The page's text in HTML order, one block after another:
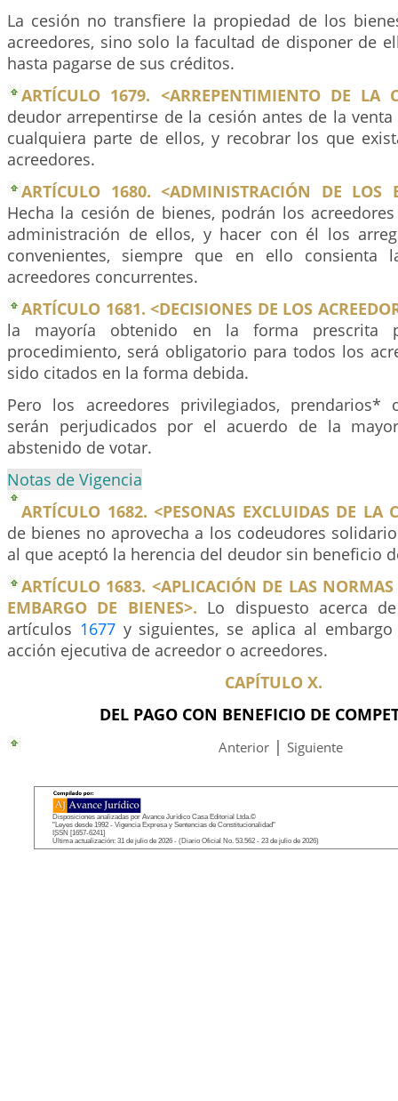
La cesión no transfiere la propiedad de los
acreedores, sino solo la facultad de disponer de
hasta pagarse de sus créditos.
ARTÍCULO 1679. <ARREPENTIMIENTO DE LA
deudor arrepentirse de la cesión antes de la
cualquiera parte de ellos, y recobrar los que
acreedores.
ARTÍCULO 1680. <ADMINISTRACIÓN DE LOS
Hecha la cesión de bienes, podrán los
administración de ellos, y hacer con él los
convenientes, siempre que en ello consienta
acreedores concurrentes.
ARTÍCULO 1681. <DECISIONES DE LOS
la mayoría obtenido en la forma prescrita
procedimiento, será obligatorio para todos los
sido citados en la forma debida.
Pero los acreedores privilegiados, prendarios*
serán perjudicados por el acuerdo de la
abstenido de votar.
Notas de Vigencia
ARTÍCULO 1682. <PESONAS EXCLUIDAS DE LA
de bienes no aprovecha a los codeudores
al que aceptó la herencia del deudor sin beneficio
ARTÍCULO 1683. <APLICACIÓN DE LAS
EMBARGO DE BIENES>. Lo dispuesto acerca
artículos 1677y siguientes, se aplica al
acción ejecutiva de acreedor o acreedores.
CAPÍTULO X.
DEL PAGO CON BENEFICIO DE
Anterior | Siguiente
Disposiciones analizadas por Avance Jurídico Casa Editorial Ltda.©
"Leyes desde 1992 - Vigencia Expresa y Sentencias de Constitucionalidad"
ISSN [1657-6241]
Última actualización: 31 de julio de 2026 - (Diario Oficial No. 53.562 - 23 de julio de 2026)